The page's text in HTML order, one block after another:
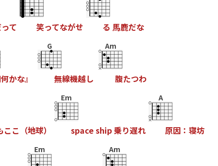
って 笑ってながせ る 馬鹿だな
何かな』
G
無線機越し
Am
腹たつわ
こ こ （地球）
Em
spaceship乗り遅れ
A
原因 ： 寝坊
Em Am